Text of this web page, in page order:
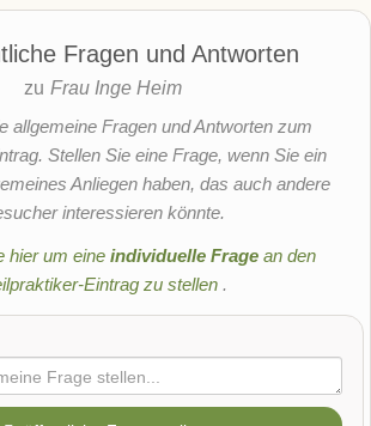
Fragen und Antworten
zu Frau Inge Heim
allgemeine Fragen und Antworten zum
Stellen Sie eine Frage, wenn Sie ein
Anliegen haben, das auch andere
interessieren könnte.
hier um eineindividuelle Frage an den
Eintrag zu stellen .